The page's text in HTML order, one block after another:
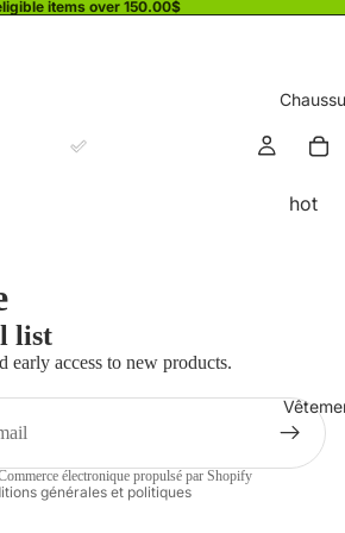
items over 150.00$
hot
list
early access to new products.
électronique propulsé par Shopify
générales et politiques